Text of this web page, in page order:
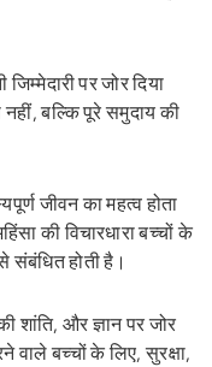
पर जोर दिया
नहीं, बल्कि पूरे समुदाय की
जीवन का महत्व होता
की विचारधारा बच्चों के
संबंधित होती है।
शांति, और ज्ञान पर जोर
वाले बच्चों के लिए, सुरक्षा,